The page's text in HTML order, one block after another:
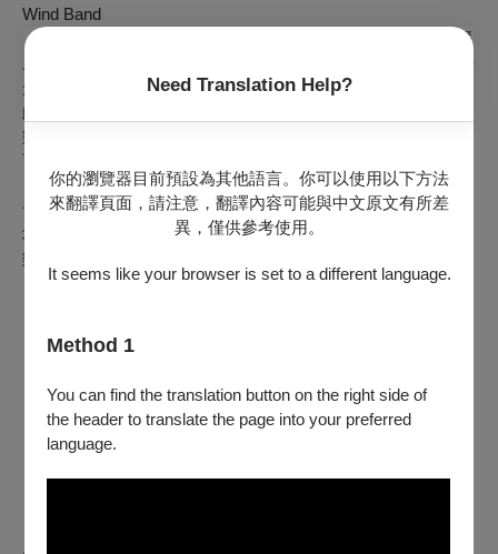
Need Translation Help?
你的瀏覽器目前預設為其他語言。你可以使用以下方法
來翻譯頁面，請注意，翻譯內容可能與中文原文有所差
異，僅供參考使用。
It seems like your browser is set to a different language.
Method 1
You can find the translation button on the right side of
the header to translate the page into your preferred
language.
Wind Band
《國立中央大學校友管樂團》係由國立中央大學管樂社歷
屆校友於2017年籌組而成。校友們感念在校時期團練的美好時
光，期許畢業後能利用工作之餘繼續演奏音樂、享受音樂，因
此創立了校友管樂團。校友團將接續管樂社成立之宗旨提倡音
樂休閒娛樂，並以豐富多變的音樂饗宴陶冶大眾、落實藝文教
育的推廣薰陶。
藉由各種不同形式的音樂會演出，將長久以來校友們對於
音樂的體悟，以及秉持完美呈現各類音樂風格的企圖心，與各
地喜愛音樂的人們一同分享。努力將音樂帶入觀眾心中，使音
樂成為你我生命中不可或缺的一部份！
Nigel Hess
Owen / arr. Ralph Hicks
《Sinfonia Festiva》
Arne Running
《Huapango》